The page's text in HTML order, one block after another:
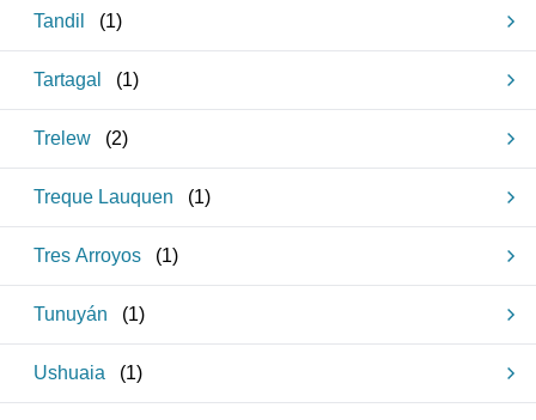
Tandil (1)
Tartagal (1)
Trelew (2)
Treque Lauquen (1)
Tres Arroyos (1)
Tunuyán (1)
Ushuaia (1)